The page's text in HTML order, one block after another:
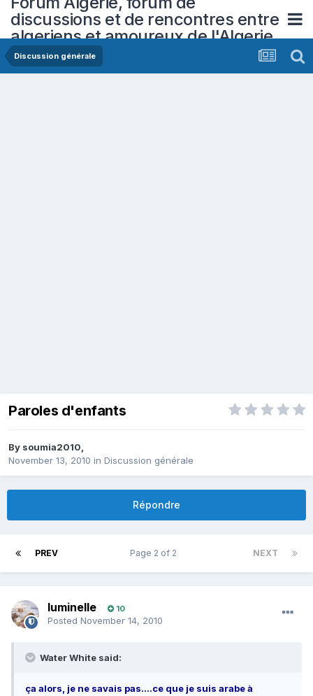
discussions et de rencontres entre
algeriens et amoureux de l'Algerie
Discussion générale
Paroles d'enfants
By soumia2010,
November 13, 2010 in Discussion générale
Répondre
PREV NEXT
Page 2 of 2
luminelle 10
Posted November 14, 2010
Water White said:
ça alors, je ne savais pas....ce que je suis arabe à